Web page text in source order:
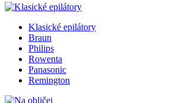
Klasické epilátory
Braun
Philips
Rowenta
Panasonic
Remington